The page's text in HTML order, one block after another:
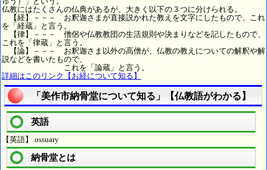
仏教にはたくさんの仏典があるが、大きく以下の３つに分けられる。
【経】－－－ お釈迦さまが直接説かれた教えを文字にしたもので、これ
を「経蔵」と言う。
【律】－－－ 僧侶や仏教教団の生活規則や決まりなどを記したもので、
これを「律蔵」と言う。
【論】－－－ お釈迦さま以外の高僧が、仏教の教えについての解釈や解
説などを書いたもので、
これを「論蔵」と言う。
詳細はこのリンク【お経について知る】
「美作市納骨堂について知る」【仏教語がわかる】
英語
【英語】 ossuary
納骨堂とは